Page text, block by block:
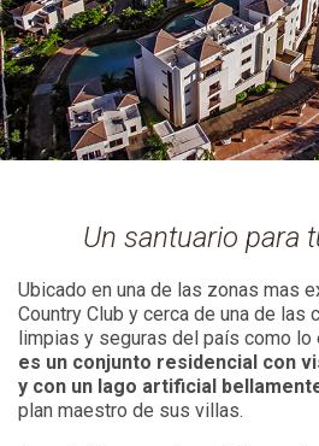
Un santuario para
Ubicado en una de las zonas mas
Country Club y cerca de una de las
limpias y seguras del país como lo
es un conjunto residencial con
y con un lago artificial
plan maestro de sus villas.